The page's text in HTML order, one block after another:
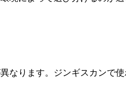
なります。ジンギスカンで